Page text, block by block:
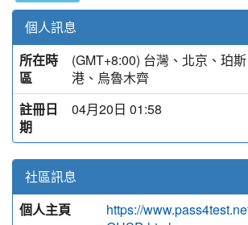
個人訊息
所在時
區
(GMT+8:00) 台灣、北京、珀
港、烏魯木齊
註冊日
期
04月20日 01:58
社區訊息
個人主頁
https://